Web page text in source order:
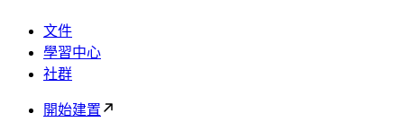
文件
學習中心
社群
開始建置